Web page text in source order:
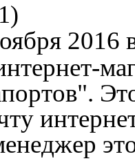
1)
2016